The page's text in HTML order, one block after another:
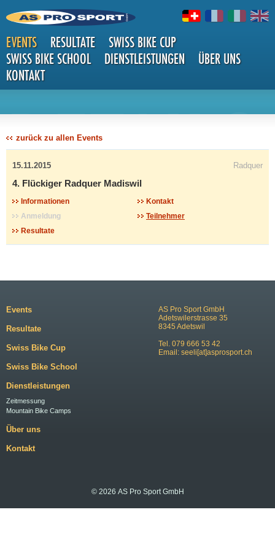
EVENTS RESULTATE
SWISS BIKE CUP
SWISS BIKE SCHOOL
DIENSTLEISTUNGEN
ÜBER UNS
KONTAKT
DETAILS
zurück zu allen Events
15.11.2015 Radquer
4. Flückiger Radquer Madiswil
Informationen
Kontakt
Anmeldung
Teilnehmer
Resultate
AS Pro Sport GmbH
Adetswilerstrasse 35
8345 Adetswil
Tel. 079 666 53 42
Email: seeli[at]asprosport.ch
Events
Resultate
Swiss Bike Cup
Swiss Bike School
Dienstleistungen
Zeitmessung
Mountain Bike Camps
Über uns
Kontakt
© 2026 AS Pro Sport GmbH